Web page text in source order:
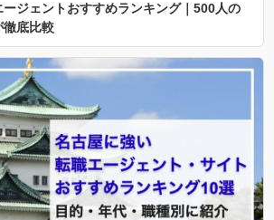
ジェントおすすめランキング｜500人の
徹底比較